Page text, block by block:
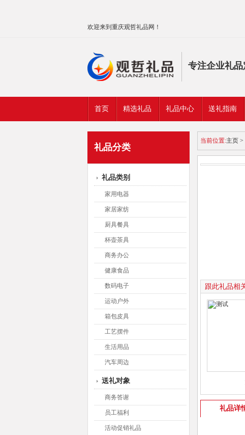
欢迎来到重庆观哲礼品网！
专注企业礼
首页 精选礼品 礼品中心 送礼指南
礼品分类
礼品类别
家用电器
家居家纺
厨具餐具
杯壶茶具
商务办公
健康食品
数码电子
运动户外
箱包皮具
工艺摆件
生活用品
汽车周边
送礼对象
商务答谢
员工福利
活动促销礼品
当前位置:主页 >
跟此礼品相
礼品详